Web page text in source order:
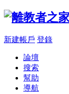
新建帳戶 登錄
論壇
搜索
幫助
導航